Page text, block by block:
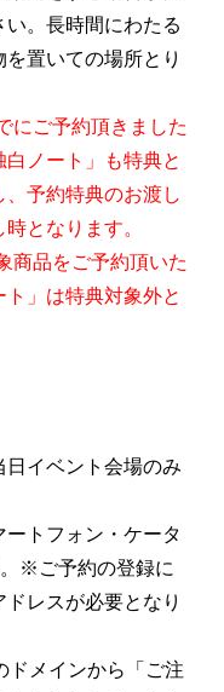
。長時間にわたる
置いての場所とり
にご予約頂きました
ノート」も特典と
予約特典のお渡し
となります。
商品をご予約頂いた
」は特典対象外と
イベント会場のみ
トフォン・ケータ
※ご予約の登録に
レスが必要となり
ドメインから「ご注